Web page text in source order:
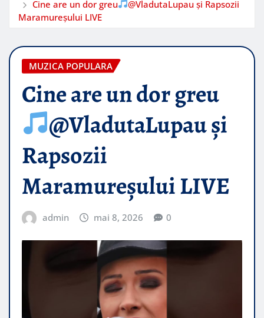
Cine are un dor greu
@VladutaLupau și Rapsozii
Maramureșului LIVE
MUZICA POPULARA
Cine are un dor greu
@VladutaLupau și
Rapsozii
Maramureșului LIVE
admin mai 8, 2026 0